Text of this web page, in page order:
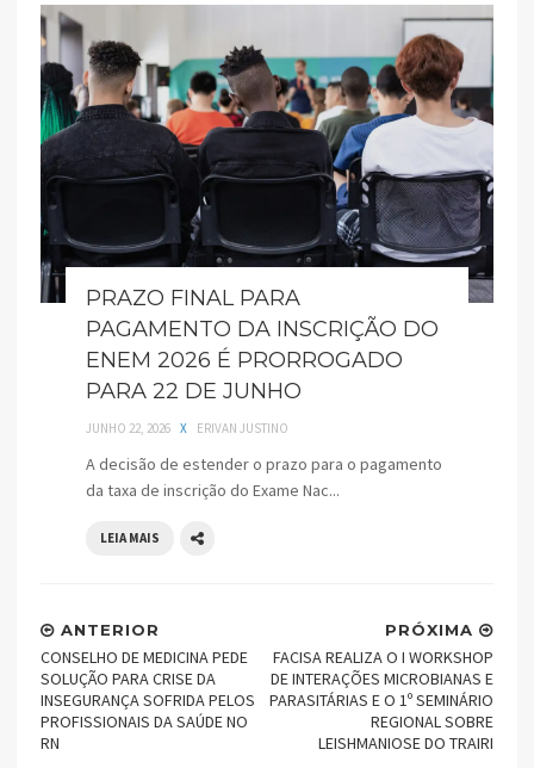
PRAZO FINAL PARA
PAGAMENTO DA INSCRIÇÃO DO
ENEM 2026 É PRORROGADO
PARA 22 DE JUNHO
JUNHO 22, 2026 X ERIVAN JUSTINO
A decisão de estender o prazo para o pagamento
da taxa de inscrição do Exame Nac...
LEIA MAIS
PRÓXIMA
FACISA REALIZA O I WORKSHOP
DE INTERAÇÕES MICROBIANAS E
PARASITÁRIAS E O 1º SEMINÁRIO
REGIONAL SOBRE
LEISHMANIOSE DO TRAIRI
ANTERIOR
CONSELHO DE MEDICINA PEDE
SOLUÇÃO PARA CRISE DA
INSEGURANÇA SOFRIDA PELOS
PROFISSIONAIS DA SAÚDE NO
RN